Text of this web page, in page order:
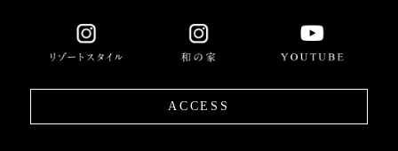
ACCESS